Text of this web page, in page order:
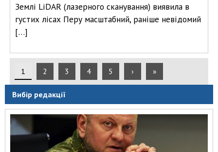
Землі LiDAR (лазерного сканування) виявила в
густих лісах Перу масштабний, раніше невідомий
[…]
1 2 3 4 5 › »
Вибір редакції